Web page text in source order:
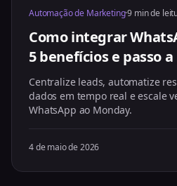
Automação de Marketing·9 min de
Como integrar
5 benefícios e passo a
Centralize leads, automatize
dados em tempo real e escale
WhatsApp ao Monday.
4 de maio de 2026